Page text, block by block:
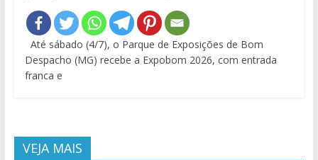
Até sábado (4/7), o Parque de Exposições de Bom
Despacho (MG) recebe a Expobom 2026, com entrada
franca e
VEJA MAIS